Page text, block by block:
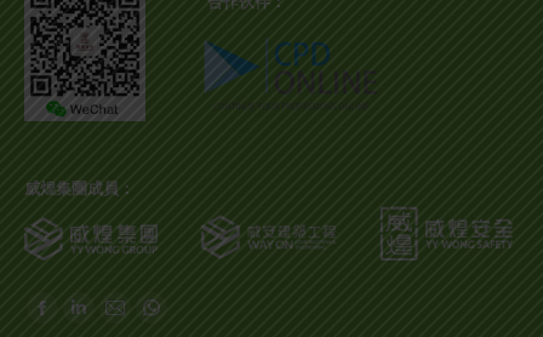
威煌集團成員：
Find us on:
Facebook
Linkedin
MailWhatsapp